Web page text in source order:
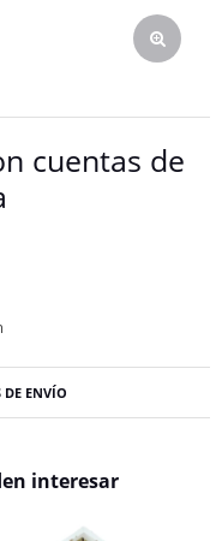
cuentas de
DE ENVÍO
interesar